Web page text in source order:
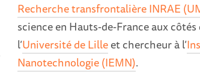
Recherche transfrontalière INRAE
science en Hauts-de-France aux côtés
l’Université de Lilleet chercheur à l’
Nanotechnologie (IEMN).